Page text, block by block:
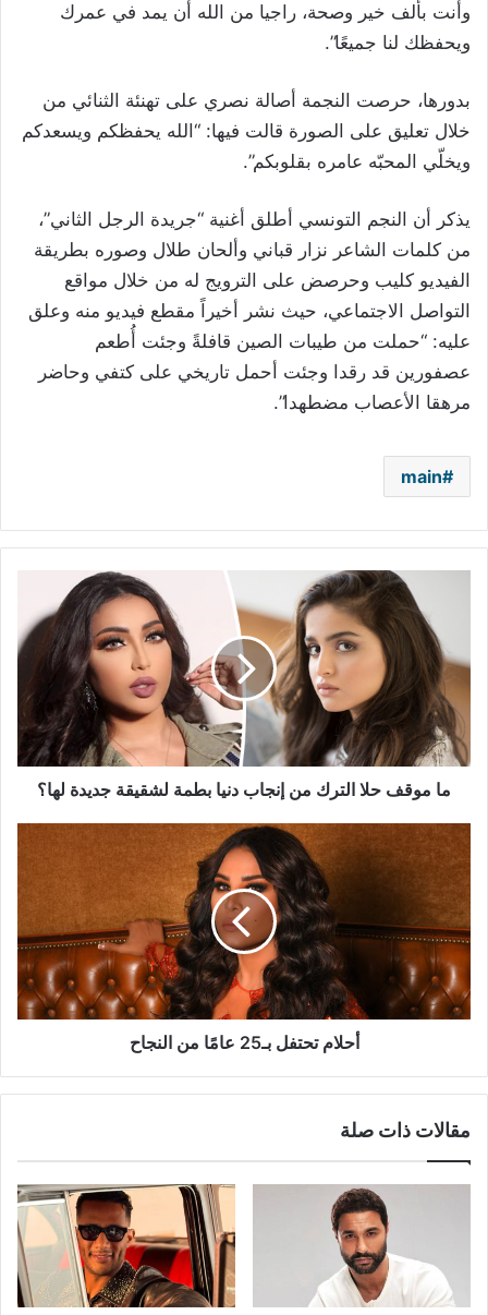
وأنت بألف خير وصحة، راجيا من الله أن يمد في عمرك
ويحفظك لنا جميعًا”.
بدورها، حرصت النجمة أصالة نصري على تهنئة الثنائي من
خلال تعليق على الصورة قالت فيها: “الله يحفظكم ويسعدكم
ويخلّي المحبّه عامره بقلوبكم”.
يذكر أن النجم التونسي أطلق أغنية “جريدة الرجل الثاني”،
من كلمات الشاعر نزار قباني وألحان طلال وصوره بطريقة
الفيديو كليب وحرصض على الترويج له من خلال مواقع
التواصل الاجتماعي، حيث نشر أخيراً مقطع فيديو منه وعلق
عليه: “حملت من طيبات الصين قافلةً وجئت أُطعم
عصفورين قد رقدا وجئت أحمل تاريخي على كتفي وحاضر
مرهقا الأعصاب مضطهدا”.
main
الترك
من
إنجاب
دنيا
بطمة
لشقيقة
جديدةما موقف حلا الترك من إنجاب دنيا بطمة لشقيقة جديدة لها؟
تحتفل
بـ25
عامًا
من
النجاح
أحلام تحتفل بـ25 عامًا من النجاح
مقالات ذات صلة